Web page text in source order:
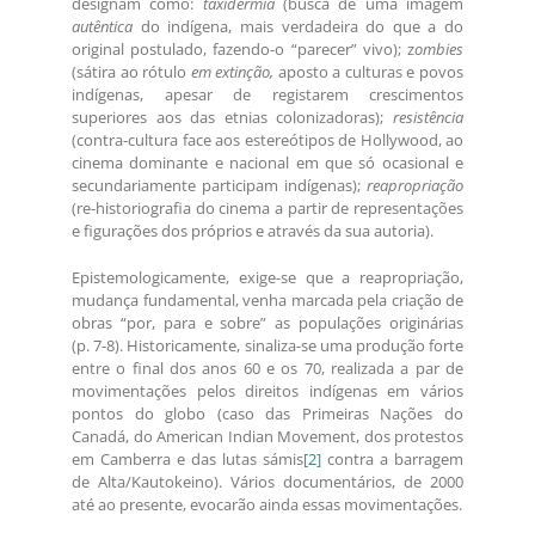
autêntica do indígena, mais verdadeira do que a do
original postulado, fazendo-o “parecer” vivo); zombies
(sátira ao rótulo em extinção, aposto a culturas e povos
indígenas, apesar de registarem crescimentos
superiores aos das etnias colonizadoras); resistência
(contra-cultura face aos estereótipos de Hollywood, ao
cinema dominante e nacional em que só ocasional e
secundariamente participam indígenas); reapropriação
(re-historiografia do cinema a partir de representações
e figurações dos próprios e através da sua autoria).
Epistemologicamente, exige-se que a reapropriação,
mudança fundamental, venha marcada pela criação de
obras “por, para e sobre” as populações originárias
(p. 7-8). Historicamente, sinaliza-se uma produção forte
entre o final dos anos 60 e os 70, realizada a par de
movimentações pelos direitos indígenas em vários
pontos do globo (caso das Primeiras Nações do
Canadá, do American Indian Movement, dos protestos
em Camberra e das lutas sámis[2] contra a barragem
de Alta/Kautokeino). Vários documentários, de 2000
até ao presente, evocarão ainda essas movimentações.